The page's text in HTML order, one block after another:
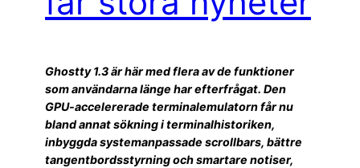
Ghostty 1.3 är här med flera av de funktioner
som användarna länge har efterfrågat. Den
GPU-accelererade terminalemulatorn får nu
bland annat sökning i terminalhistoriken,
inbyggda systemanpassade scrollbars, bättre
tangentbordsstyrning och smartare notiser,